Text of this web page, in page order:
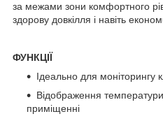
за межами зони комфортного
здорову довкілля і навіть
ФУНКЦІЇ
Ідеально для моніторингу
Відображення температури
приміщенні